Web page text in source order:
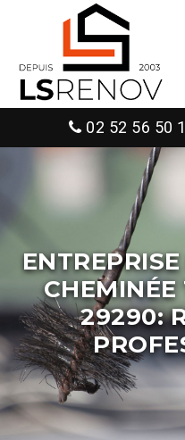
02 52 56 50
CHEMINÉE
29290: